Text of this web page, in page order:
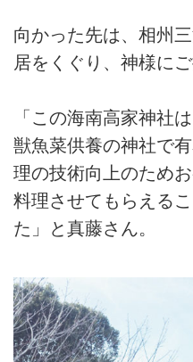
向かった先は、相州
居をくぐり、神様に
「この海南高家神社
獣魚菜供養の神社で
理の技術向上のため
料理させてもらえる
た」と真藤さん。